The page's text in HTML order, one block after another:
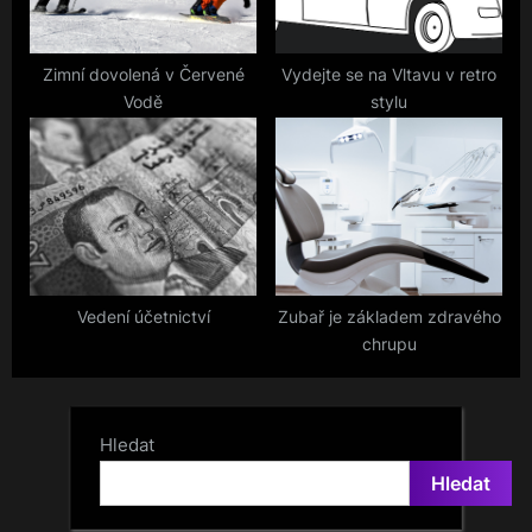
Zimní dovolená v Červené
Vodě
Vydejte se na Vltavu v retro
stylu
Vedení účetnictví
Zubař je základem zdravého
chrupu
Hledat
Hledat